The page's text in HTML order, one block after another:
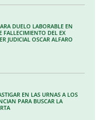
DUELO LABORABLE EN
FALLECIMIENTO DEL EX
JUDICIAL OSCAR ALFARO
EN LAS URNAS A LOS
PARA BUSCAR LA